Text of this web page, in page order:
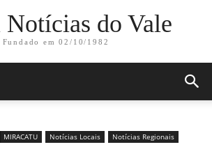
Notícias do Vale
Fundado em 02/10/1982
MIRACATU Notícias Locais Notícias Regionais